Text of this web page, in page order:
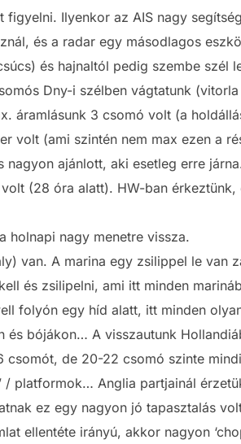
Ilyenkor az AIS nagy
és a radar egy másodlagos
és hajnaltól pedig szembe szél
Dny-i szélben vágtatunk
áramlásunk 3 csomó volt (a
volt (ami szintén nem max ezen a
ajánlott, aki esetleg erre
(28 óra alatt). HW-ban érkeztünk,
holnapi nagy menetre vissza.
van. A marina egy zsilippel le van
és zsilipelni, ami itt minden
folyón egy híd alatt, itt minden
bójákon… A visszautunk
csomót, de 20-22 csomó szinte
/ platformok… Anglia partjainál
ez egy nagyon jó tapasztalás
ellentéte irányú, akkor nagyon